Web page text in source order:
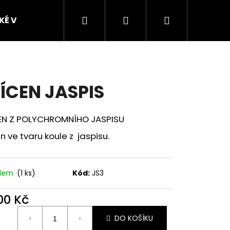
VZORKY FIGURKY ZVÍŘAT Z
Hledat PřihlášeníNákupní
JASPIS
Z POLYCHROMNÍHO JASPISU
ve tvaru koule z jaspisu.
(1 ks) Kód: JS3
Kč
DO KOŠÍKU